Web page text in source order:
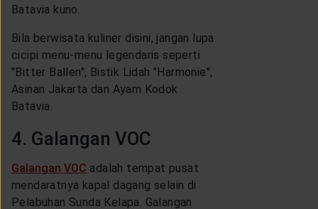
Batavia kuno.
Bila berwisata kuliner disini, jangan lupa
cicipi menu-menu legendaris seperti
"Bitter Ballen", Bistik Lidah "Harmonie",
Asinan Jakarta dan Ayam Kodok
Batavia.
4. Galangan VOC
Galangan VOC adalah tempat pusat
mendaratnya kapal dagang selain di
Pelabuhan Sunda Kelapa. Galangan